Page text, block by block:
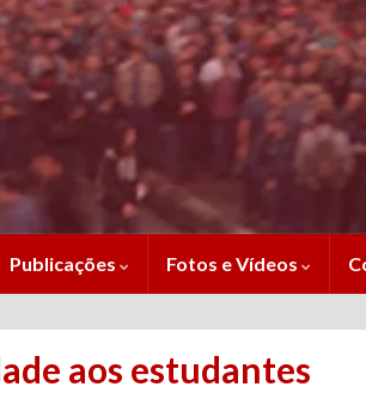
Publicações Fotos e Vídeos
aos estudantes